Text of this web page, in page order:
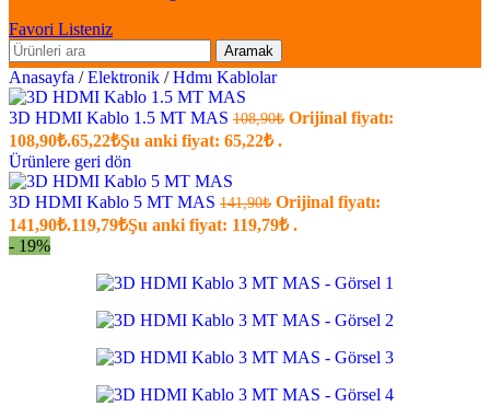
Favori Listeniz
Aramak
Anasayfa / Elektronik / Hdmı Kablolar
3D HDMI Kablo 1.5 MT MAS 108,90₺ Orijinal fiyatı:
108,90₺.65,22₺Şu anki fiyat: 65,22₺ .
Ürünlere geri dön
3D HDMI Kablo 5 MT MAS 141,90₺ Orijinal fiyatı:
141,90₺.119,79₺Şu anki fiyat: 119,79₺ .
- 19%